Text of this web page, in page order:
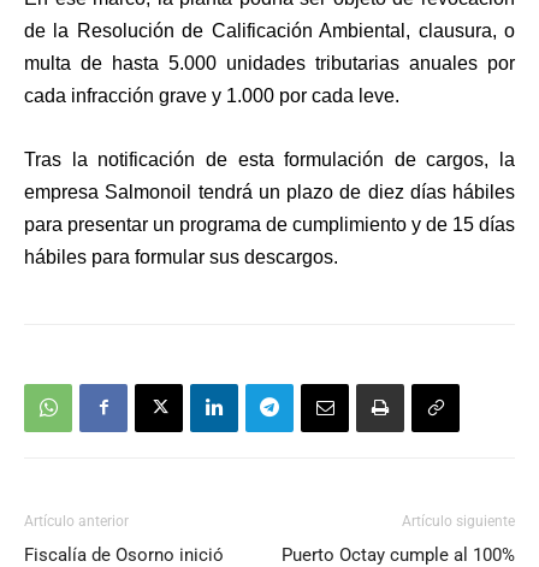
de la Resolución de Calificación Ambiental, clausura, o
multa de hasta 5.000 unidades tributarias anuales por
cada infracción grave y 1.000 por cada leve.
Tras la notificación de esta formulación de cargos, la
empresa Salmonoil tendrá un plazo de diez días hábiles
para presentar un programa de cumplimiento y de 15 días
hábiles para formular sus descargos.
Artículo anterior
Fiscalía de Osorno inició
Artículo siguiente
Puerto Octay cumple al 100%